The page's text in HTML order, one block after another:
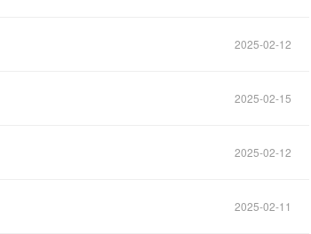
2025-02-12
2025-02-15
2025-02-12
2025-02-11